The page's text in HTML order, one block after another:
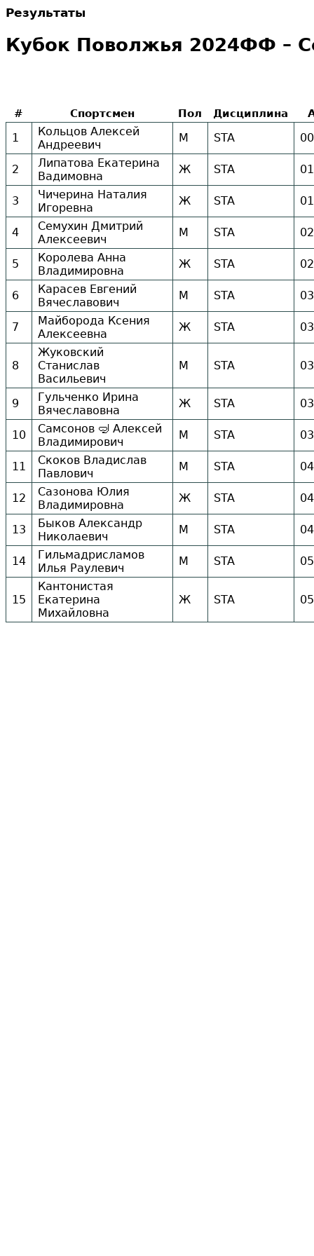
Результаты
Кубок Поволжья 2024ФФ –
# Спортсмен Пол Дисциплина
1
Кольцов Алексей
Андреевич
М STA
2
Липатова Екатерина
Вадимовна
Ж STA
3
Чичерина Наталия
Игоревна
Ж STA
4
Семухин Дмитрий
Алексеевич
М STA
5
Королева Анна
Владимировна
Ж STA
6
Карасев Евгений
Вячеславович
М STA
7
Майборода Ксения
Алексеевна
Ж STA
8
Жуковский
Станислав
Васильевич
М STA
9
Гульченко Ирина
Вячеславовна
Ж STA
10
Самсонов 🤿 Алексей
Владимирович
М STA
11
Скоков Владислав
Павлович
М STA
12
Сазонова Юлия
Владимировна
Ж STA
13
Быков Александр
Николаевич
М STA
14
Гильмадрисламов
Илья Раулевич
М STA
15
Кантонистая
Екатерина
Михайловна
Ж STA